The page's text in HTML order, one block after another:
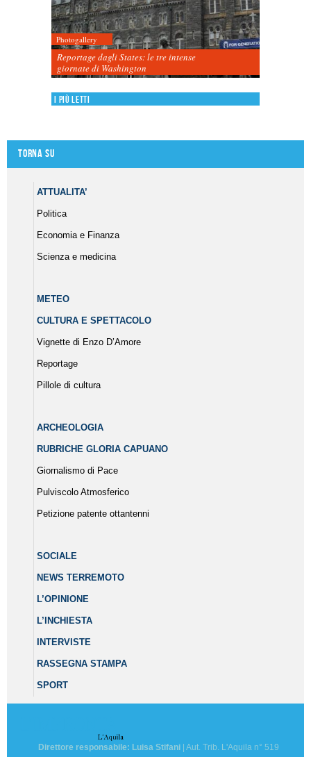
Photogallery
Reportage dagli States: le tre intense
giornate di Washington
I più letti
Torna su
ATTUALITA’
Politica
Economia e Finanza
Scienza e medicina
METEO
CULTURA E SPETTACOLO
Vignette di Enzo D’Amore
Reportage
Pillole di cultura
ARCHEOLOGIA
RUBRICHE GLORIA CAPUANO
Giornalismo di Pace
Pulviscolo Atmosferico
Petizione patente ottantenni
SOCIALE
NEWS TERREMOTO
L’OPINIONE
L’INCHIESTA
INTERVISTE
RASSEGNA STAMPA
SPORT
Direttore responsabile: Luisa Stifani | Aut. Trib. L'Aquila n° 519